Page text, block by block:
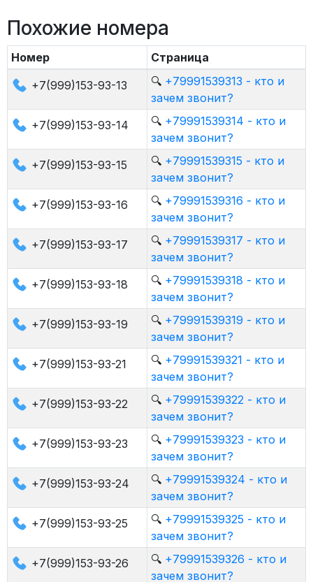
Похожие номера
Номер
Страница
+7(999)153-93-13
🔍 +79991539313 - кто и
зачем звонит?
+7(999)153-93-14
🔍 +79991539314 - кто и
зачем звонит?
+7(999)153-93-15
🔍 +79991539315 - кто и
зачем звонит?
+7(999)153-93-16
🔍 +79991539316 - кто и
зачем звонит?
+7(999)153-93-17
🔍 +79991539317 - кто и
зачем звонит?
+7(999)153-93-18
🔍 +79991539318 - кто и
зачем звонит?
+7(999)153-93-19
🔍 +79991539319 - кто и
зачем звонит?
+7(999)153-93-21
🔍 +79991539321 - кто и
зачем звонит?
+7(999)153-93-22
🔍 +79991539322 - кто и
зачем звонит?
+7(999)153-93-23
🔍 +79991539323 - кто и
зачем звонит?
+7(999)153-93-24
🔍 +79991539324 - кто и
зачем звонит?
+7(999)153-93-25
🔍 +79991539325 - кто и
зачем звонит?
+7(999)153-93-26
🔍 +79991539326 - кто и
зачем звонит?